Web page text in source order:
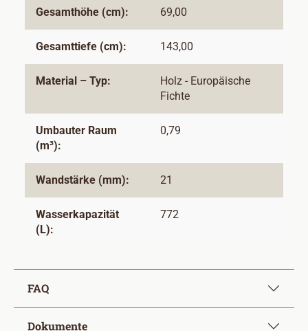
Gesamthöhe (cm): 69,00
Gesamttiefe (cm): 143,00
Material – Typ:
Holz - Europäische
Fichte
Umbauter Raum
(m³):
0,79
Wandstärke (mm): 21
Wasserkapazität
(L):
772
FAQ
Dokumente